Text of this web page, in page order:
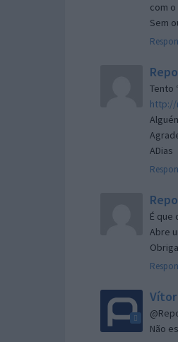
com
Sem
Tento
http://
ADias
É que
Abre
Vítor
Não